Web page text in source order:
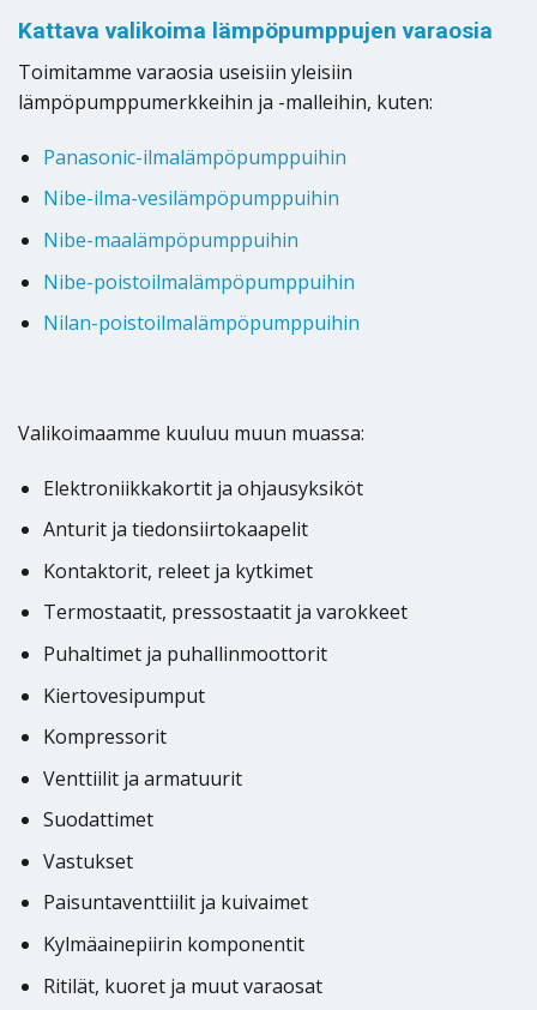
Kattava valikoima lämpöpumppujen varaosia
Toimitamme varaosia useisiin yleisiin
lämpöpumppumerkkeihin ja -malleihin, kuten:
Panasonic-ilmalämpöpumppuihin
Nibe-ilma-vesilämpöpumppuihin
Nibe-maalämpöpumppuihin
Nibe-poistoilmalämpöpumppuihin
Nilan-poistoilmalämpöpumppuihin
Valikoimaamme kuuluu muun muassa:
Elektroniikkakortit ja ohjausyksiköt
Anturit ja tiedonsiirtokaapelit
Kontaktorit, releet ja kytkimet
Termostaatit, pressostaatit ja varokkeet
Puhaltimet ja puhallinmoottorit
Kiertovesipumput
Kompressorit
Venttiilit ja armatuurit
Suodattimet
Vastukset
Paisuntaventtiilit ja kuivaimet
Kylmäainepiirin komponentit
Ritilät, kuoret ja muut varaosat